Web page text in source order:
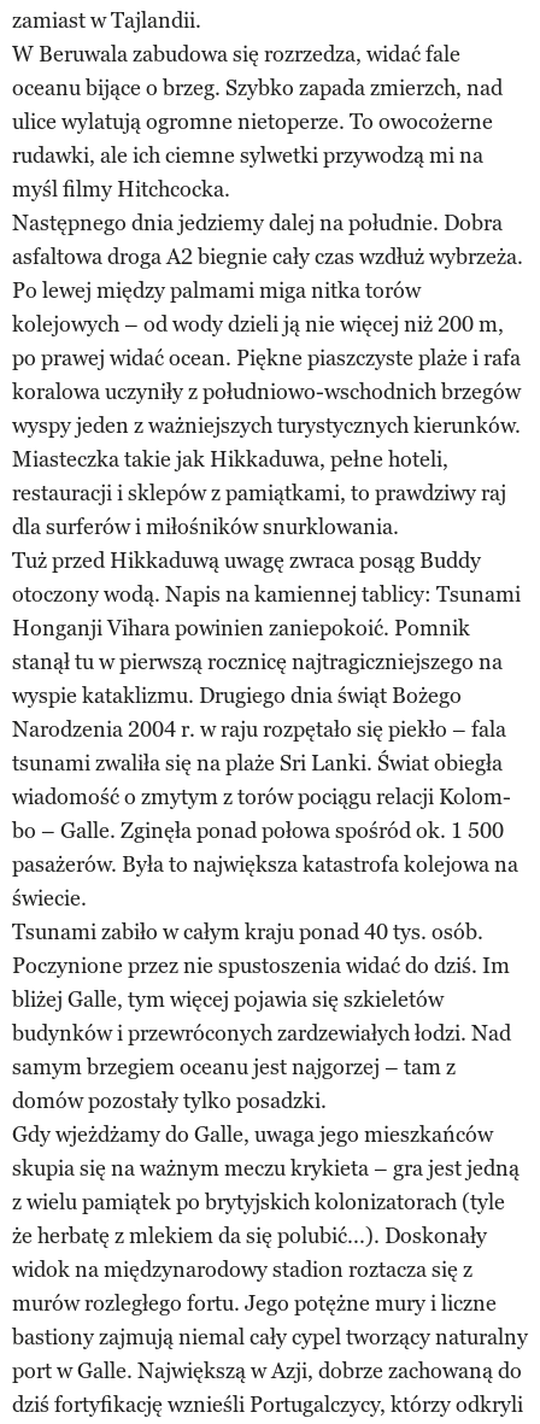
zamiast w Tajlandii.
W Beruwala zabudowa się rozrzedza, widać fale
oceanu bijące o brzeg. Szybko zapada zmierzch, nad
ulice wylatują ogromne nietoperze. To owocożerne
rudawki, ale ich ciemne sylwetki przywodzą mi na
myśl filmy Hitchcocka.
Następnego dnia jedziemy dalej na południe. Dobra
asfaltowa droga A2 biegnie cały czas wzdłuż wybrzeża.
Po lewej między palmami miga nitka torów
kolejowych – od wody dzieli ją nie więcej niż 200 m,
po prawej widać ocean. Piękne piaszczyste plaże i rafa
koralowa uczyniły z południowo-wschodnich brzegów
wyspy jeden z ważniejszych turystycznych kierunków.
Miasteczka takie jak Hikkaduwa, pełne hoteli,
restauracji i sklepów z pamiątkami, to prawdziwy raj
dla surferów i miłośników snurklowania.
Tuż przed Hikkaduwą uwagę zwraca posąg Buddy
otoczony wodą. Napis na kamiennej tablicy: Tsunami
Honganji Vihara powinien zaniepokoić. Pomnik
stanął tu w pierwszą rocznicę najtragiczniejszego na
wyspie kataklizmu. Drugiego dnia świąt Bożego
Narodzenia 2004 r. w raju rozpętało się piekło – fala
tsunami zwaliła się na plaże Sri Lanki. Świat obiegła
wiadomość o zmytym z torów pociągu relacji Kolom-
bo – Galle. Zginęła ponad połowa spośród ok. 1 500
pasażerów. Była to największa katastrofa kolejowa na
świecie.
Tsunami zabiło w całym kraju ponad 40 tys. osób.
Poczynione przez nie spustoszenia widać do dziś. Im
bliżej Galle, tym więcej pojawia się szkieletów
budynków i przewróconych zardzewiałych łodzi. Nad
samym brzegiem oceanu jest najgorzej – tam z
domów pozostały tylko posadzki.
Gdy wjeżdżamy do Galle, uwaga jego mieszkańców
skupia się na ważnym meczu krykieta – gra jest jedną
z wielu pamiątek po brytyjskich kolonizatorach (tyle
że herbatę z mlekiem da się polubić...). Doskonały
widok na międzynarodowy stadion roztacza się z
murów rozległego fortu. Jego potężne mury i liczne
bastiony zajmują niemal cały cypel tworzący naturalny
port w Galle. Największą w Azji, dobrze zachowaną do
dziś fortyfikację wznieśli Portugalczycy, którzy odkryli